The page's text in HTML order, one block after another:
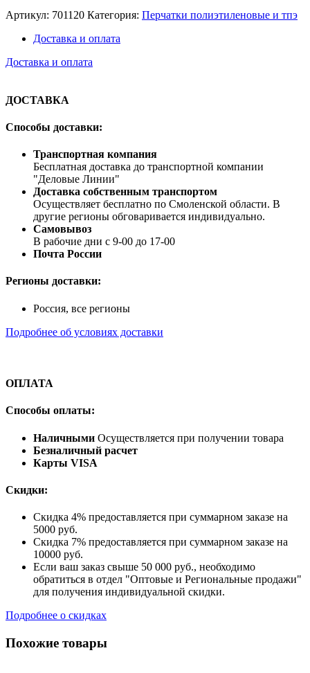
Артикул: 701120 Категория: Перчатки полиэтиленовые и тпэ
Доставка и оплата
Доставка и оплата
ДОСТАВКА
Способы доставки:
Транспортная компания
Бесплатная доставка до транспортной компании
"Деловые Линии"
Доставка собственным транспортом
Осуществляет бесплатно по Смоленской области. В
другие регионы обговаривается индивидуально.
Самовывоз
В рабочие дни с 9-00 до 17-00
Почта России
Регионы доставки:
Россия, все регионы
Подробнее об условиях доставки
ОПЛАТА
Способы оплаты:
Наличными Осуществляется при получении товара
Безналичный расчет
Карты VISA
Скидки:
Скидка 4% предоставляется при суммарном заказе на
5000 руб.
Скидка 7% предоставляется при суммарном заказе на
10000 руб.
Если ваш заказ свыше 50 000 руб., необходимо
обратиться в отдел "Оптовые и Региональные продажи"
для получения индивидуальной скидки.
Подробнее о скидках
Похожие товары